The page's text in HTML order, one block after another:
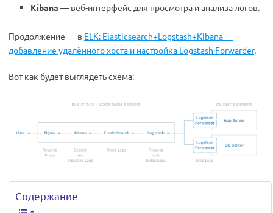
Kibana — веб-интерфейс для просмотра и анализа логов.
Продолжение — в ELK: Elasticsearch+Logstash+Kibana —
добавление удалённого хоста и настройка Logstash Forwarder.
Вот как будет выглядеть схема:
Содержание